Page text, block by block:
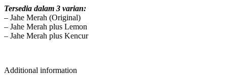
Tersedia dalam 3 varian:
– Jahe Merah (Original)
– Jahe Merah plus Lemon
– Jahe Merah plus Kencur
Additional information